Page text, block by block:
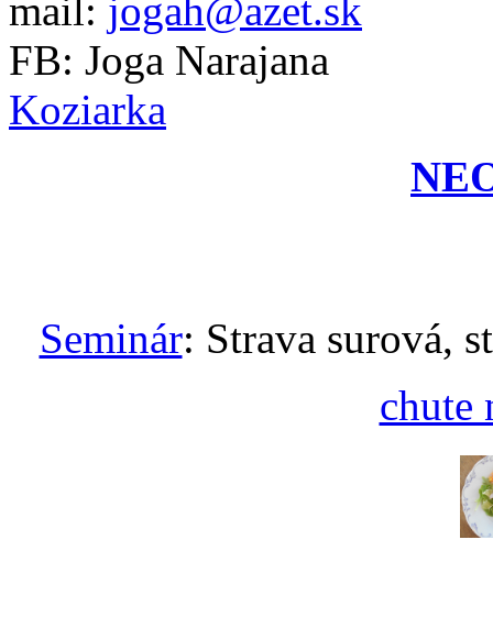
mail: jogah@azet.sk
FB: Joga Narajana
Koziarka
Seminár: Strava surová,
chute